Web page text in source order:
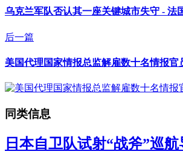
乌克兰军队否认其一座关键城市失守 - 法
后一篇
美国代理国家情报总监解雇数十名情报官
同类信息
日本自卫队试射“战斧”巡